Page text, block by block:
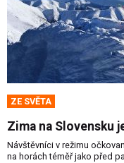
ZE SVĚTA
Zima na Slovensku
Návštěvníci v režimu
na horách téměř jako před